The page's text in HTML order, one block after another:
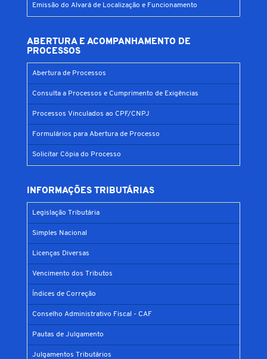
Emissão do Alvará de Localização e Funcionamento
ABERTURA E ACOMPANHAMENTO DE
PROCESSOS
Abertura de Processos
Consulta a Processos e Cumprimento de Exigências
Processos Vinculados ao CPF/CNPJ
Formulários para Abertura de Processo
Solicitar Cópia do Processo
INFORMAÇÕES TRIBUTÁRIAS
Legislação Tributária
Simples Nacional
Licenças Diversas
Vencimento dos Tributos
Índices de Correção
Conselho Administrativo Fiscal - CAF
Pautas de Julgamento
Julgamentos Tributários